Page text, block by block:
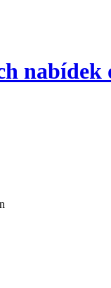
nabídek